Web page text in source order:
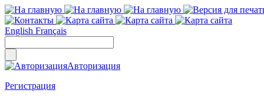
English Français
Авторизация
Регистрация